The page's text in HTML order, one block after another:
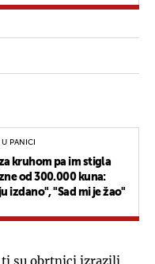
U PANICI
kruhom pa im stigla
od 300.000 kuna:
izdano", "Sad mi je žao"
, ti su obrtnici izrazili